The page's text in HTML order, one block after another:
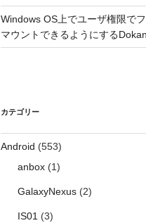
Windows OS上でユーザ権限で
マウントできるようにする
カテゴリー
Android (553)
anbox(1)
GalaxyNexus(2)
IS01(3)